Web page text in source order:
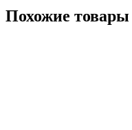
Похожие товары